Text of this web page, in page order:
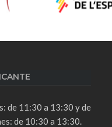
de 11:30 a 13:30 y de
de 10:30 a 13:30.